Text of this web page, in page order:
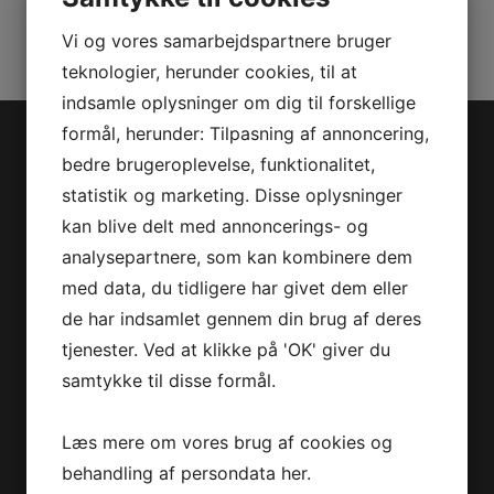
Jet-Trade Powersport
Jegstrupvej 280
8361 Hasselager
Telefon:+45 70 200 600
E-mail:info@jettrade.dk
CVR-nummer: 27233678
Produkter
Sea-Doo Vandscooter
Can-Am ATV
Vi og vores samarbejdspartnere bruger
teknologier, herunder cookies, til at
indsamle oplysninger om dig til forskellige
formål, herunder: Tilpasning af annoncering,
bedre brugeroplevelse, funktionalitet,
statistik og marketing. Disse oplysninger
kan blive delt med annoncerings- og
analysepartnere, som kan kombinere dem
med data, du tidligere har givet dem eller
de har indsamlet gennem din brug af deres
tjenester. Ved at klikke på 'OK' giver du
samtykke til disse formål.
Læs mere om vores brug af cookies og
behandling af persondata her.